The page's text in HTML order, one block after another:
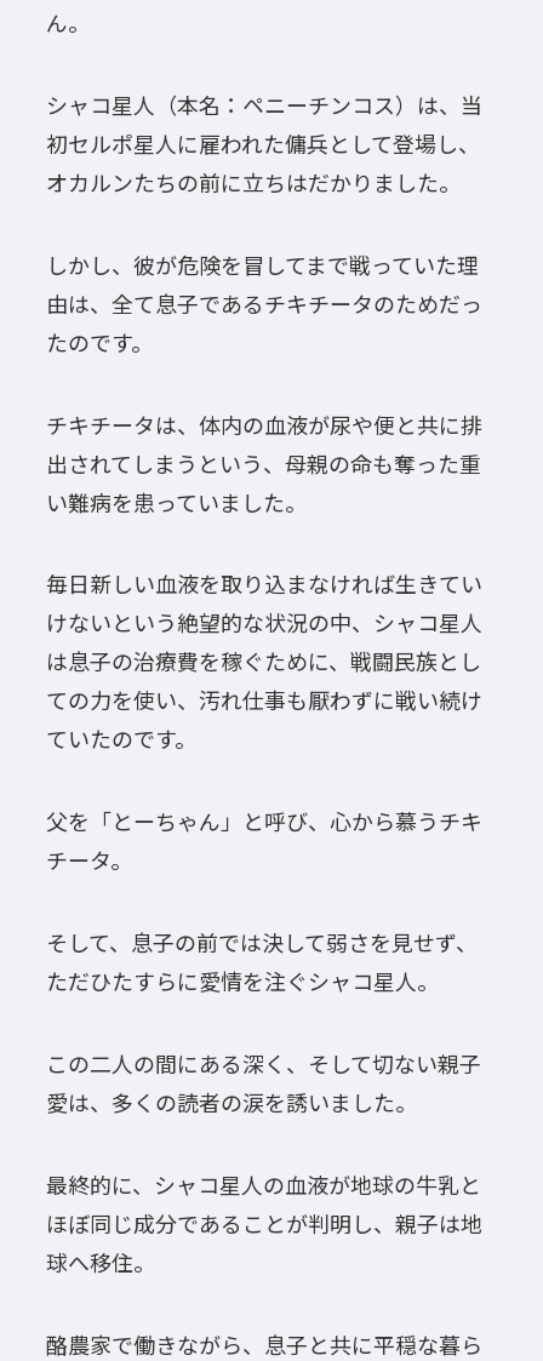
ん。
シャコ星人（本名：ペニーチンコス）は、当
初セルポ星人に雇われた傭兵として登場し、
オカルンたちの前に立ちはだかりました。
しかし、彼が危険を冒してまで戦っていた理
由は、全て息子であるチキチータのためだっ
たのです。
チキチータは、体内の血液が尿や便と共に排
出されてしまうという、母親の命も奪った重
い難病を患っていました。
毎日新しい血液を取り込まなければ生きてい
けないという絶望的な状況の中、シャコ星人
は息子の治療費を稼ぐために、戦闘民族とし
ての力を使い、汚れ仕事も厭わずに戦い続け
ていたのです。
父を「とーちゃん」と呼び、心から慕うチキ
チータ。
そして、息子の前では決して弱さを見せず、
ただひたすらに愛情を注ぐシャコ星人。
この二人の間にある深く、そして切ない親子
愛は、多くの読者の涙を誘いました。
最終的に、シャコ星人の血液が地球の牛乳と
ほぼ同じ成分であることが判明し、親子は地
球へ移住。
酪農家で働きながら、息子と共に平穏な暮ら